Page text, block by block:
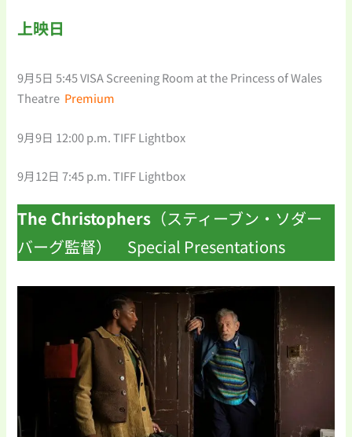
上映日
9月5日 5:45 VISA Screening Room at the Princess of Wales
Theatre Premium
9月9日 12:00 p.m. TIFF Lightbox
9月12日 7:45 p.m. TIFF Lightbox
The Christophers （スティーブン・ソダー
バーグ監督） Special Presentations